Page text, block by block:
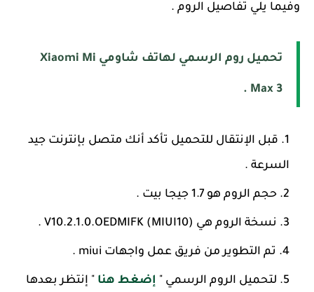
وفيما يلي تفاصيل الروم .
تحميل روم الرسمي لهاتف شاومي Xiaomi Mi
Max 3 .
قبل الإنتقال للتحميل تأكد أنك متصل بإنترنت جيد
السرعة .
حجم الروم هو 1.7 جيجا بيت .
نسخة الروم هي (V10.2.1.0.OEDMIFK (MIUI10 .
تم التطوير من فريق عمل واجهات miui .
لتحميل الروم الرسمي " إضغط هنا " إنتظر بعدها